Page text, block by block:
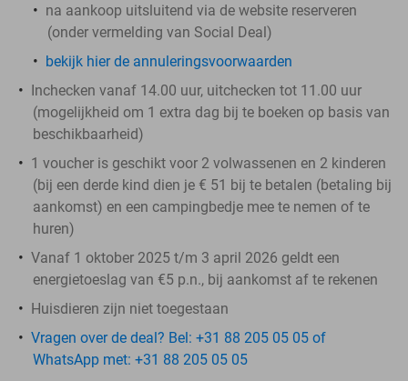
na aankoop uitsluitend via de website reserveren
(onder vermelding van Social Deal)
bekijk hier de annuleringsvoorwaarden
Inchecken vanaf 14.00 uur, uitchecken tot 11.00 uur
(mogelijkheid om 1 extra dag bij te boeken op basis van
beschikbaarheid)
1 voucher is geschikt voor 2 volwassenen en 2 kinderen
(bij een derde kind dien je € 51 bij te betalen (betaling bij
aankomst) en een campingbedje mee te nemen of te
huren)
Vanaf 1 oktober 2025 t/m 3 april 2026 geldt een
energietoeslag van €5 p.n., bij aankomst af te rekenen
Huisdieren zijn niet toegestaan
Vragen over de deal? Bel: +31 88 205 05 05 of
WhatsApp met: +31 88 205 05 05